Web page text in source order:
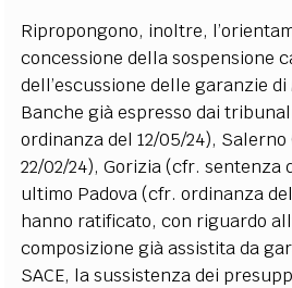
Ripropongono, inoltre,
concessione della sospensione
dell’escussione delle garanzie di
Banche già espresso dai
ordinanza del 12/05/24),
22/02/24), Gorizia (cfr. sentenza
ultimo Padova (cfr. ordinanza
hanno ratificato, con riguardo
composizione già assistita da
SACE, la sussistenza dei